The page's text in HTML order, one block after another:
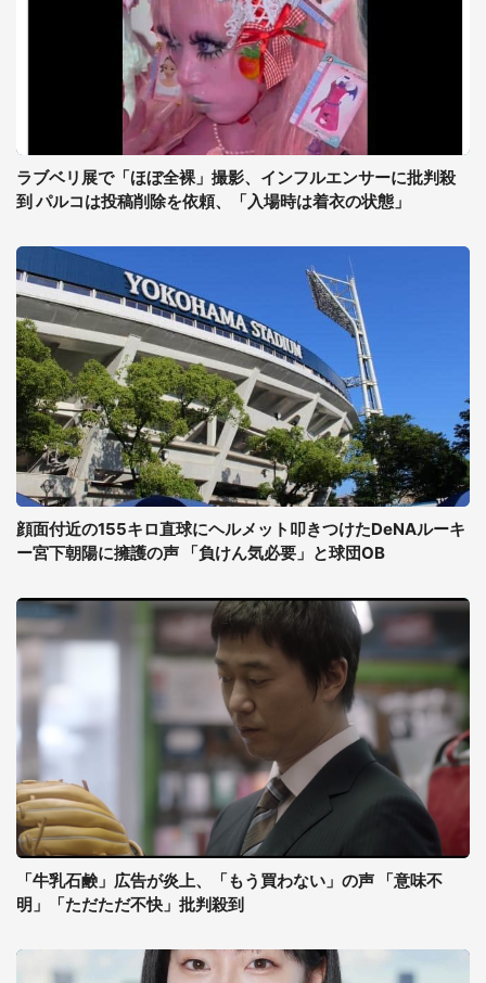
ラブベリ展で「ほぼ全裸」撮影、インフルエンサーに批判殺
到 パルコは投稿削除を依頼、「入場時は着衣の状態」
顔面付近の155キロ直球にヘルメット叩きつけたDeNAルーキ
ー宮下朝陽に擁護の声 「負けん気必要」と球団OB
「牛乳石鹸」広告が炎上、「もう買わない」の声 「意味不
明」「ただただ不快」批判殺到